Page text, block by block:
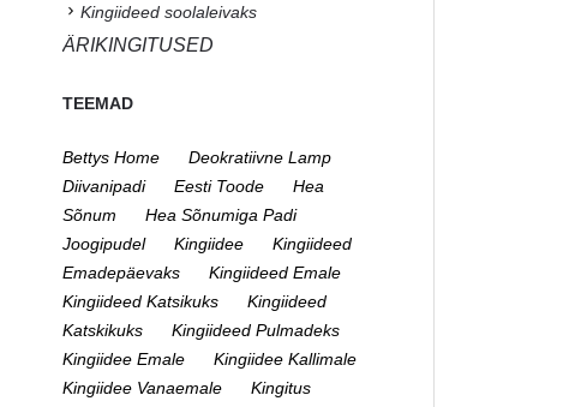
Kingiideed soolaleivaks
ÄRIKINGITUSED
TEEMAD
Bettys Home
Deokratiivne Lamp
Diivanipadi
Eesti Toode
Hea
Sõnum
Hea Sõnumiga Padi
Joogipudel
Kingiidee
Kingiideed
Emadepäevaks
Kingiideed Emale
Kingiideed Katsikuks
Kingiideed
Katskikuks
Kingiideed Pulmadeks
Kingiidee Emale
Kingiidee Kallimale
Kingiidee Vanaemale
Kingitus